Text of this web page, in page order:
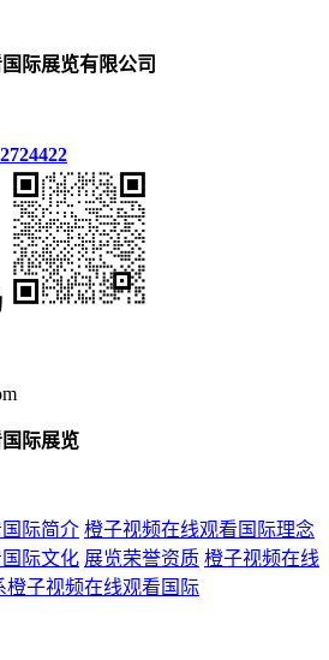
际展览有限公司
际展览
际简介 橙子视频在线观看国际理念
际文化 展览荣誉资质 橙子视频在线
橙子视频在线观看国际